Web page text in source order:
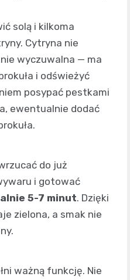
solą i kilkoma
Cytryna nie
wyczuwalna — ma
i odświeżyć
posypać pestkami
ewentualnie dodać
do już
i gotować
5-7 minut. Dzięki
zielona, a smak nie
ważną funkcję. Nie